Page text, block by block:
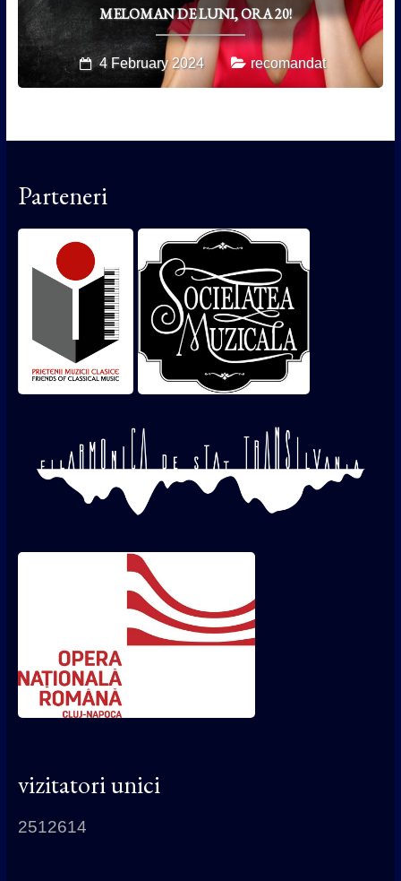
MELOMAN DE LUNI, ORA 20!
4 February 2024 recomandat
Parteneri
vizitatori unici
2512614